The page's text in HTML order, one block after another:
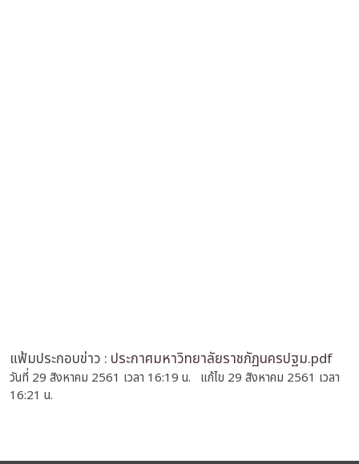
แฟ้มประกอบข่าว : ประกาศมหาวิทยาลัยราชภัฏนครปฐม.pdf
วันที่ 29 สิงหาคม 2561 เวลา 16:19 น. แก้ไข 29 สิงหาคม 2561 เวลา
16:21 น.